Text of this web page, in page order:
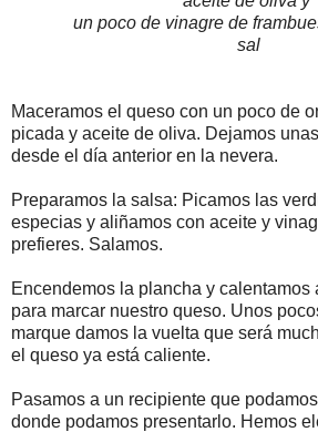
un poco de vinagre de
sal
Maceramos el queso con un poco de
picada y aceite de oliva. Dejamos
desde el día anterior en la nevera.
Preparamos la salsa: Picamos las
especias y aliñamos con aceite y
prefieres. Salamos.
Encendemos la plancha y calentamos
para marcar nuestro queso. Unos
marque damos la vuelta que será
el queso ya está caliente.
Pasamos a un recipiente que
donde podamos presentarlo. Hemos